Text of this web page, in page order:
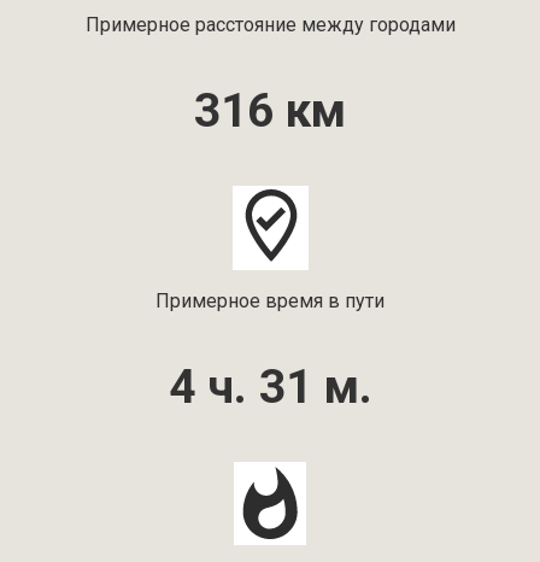
Примерное расстояние между городами
316 км
Примерное время в пути
4 ч. 31 м.